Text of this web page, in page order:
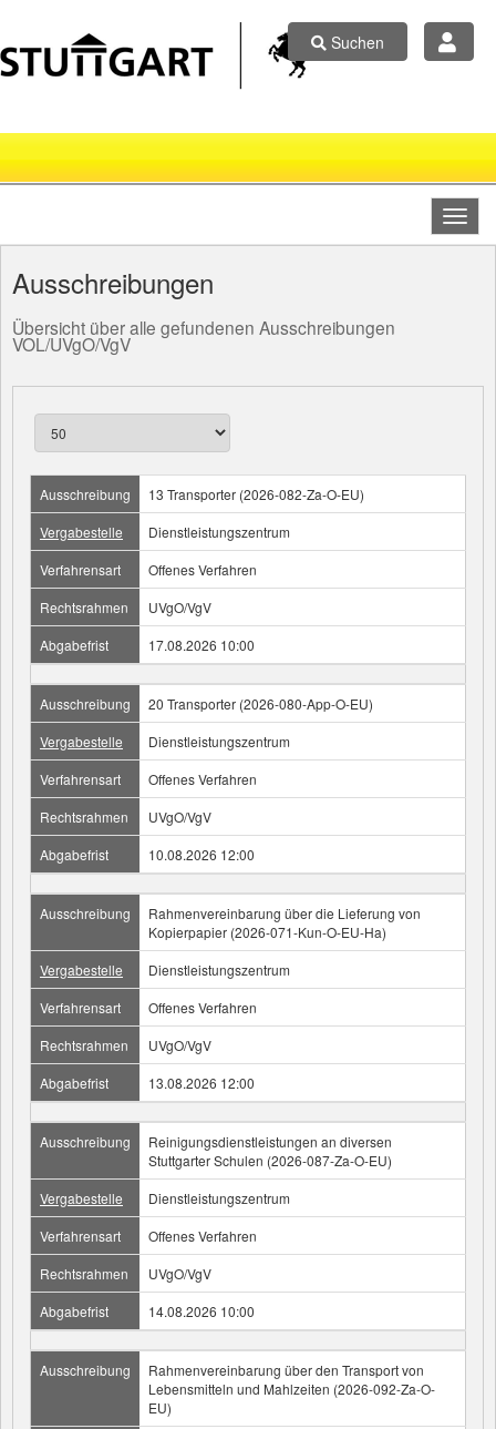
Suchen
Ausschreibungen
Übersicht über alle gefundenen Ausschreibungen
VOL/UVgO/VgV
Ausschreibung
13 Transporter (2026-082-Za-O-EU)
Vergabestelle
Dienstleistungszentrum
Verfahrensart
Offenes Verfahren
Rechtsrahmen
UVgO/VgV
Abgabefrist
17.08.2026 10:00
Ausschreibung
20 Transporter (2026-080-App-O-EU)
Vergabestelle
Dienstleistungszentrum
Verfahrensart
Offenes Verfahren
Rechtsrahmen
UVgO/VgV
Abgabefrist
10.08.2026 12:00
Ausschreibung
Rahmenvereinbarung über die Lieferung von
Kopierpapier (2026-071-Kun-O-EU-Ha)
Vergabestelle
Dienstleistungszentrum
Verfahrensart
Offenes Verfahren
Rechtsrahmen
UVgO/VgV
Abgabefrist
13.08.2026 12:00
Ausschreibung
Reinigungsdienstleistungen an diversen
Stuttgarter Schulen (2026-087-Za-O-EU)
Vergabestelle
Dienstleistungszentrum
Verfahrensart
Offenes Verfahren
Rechtsrahmen
UVgO/VgV
Abgabefrist
14.08.2026 10:00
Ausschreibung
Rahmenvereinbarung über den Transport von
Lebensmitteln und Mahlzeiten (2026-092-Za-O-
EU)